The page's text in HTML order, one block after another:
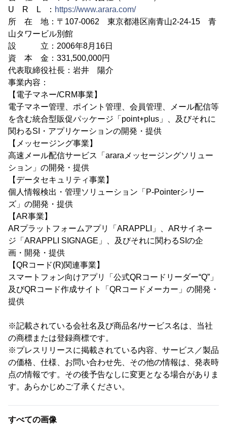
U R L ： https://www.arara.com/
所 在 地：〒107-0062 東京都港区南青山2-24-15 青
山タワービル別館
設 立：2006年8月16日
資 本 金：331,500,000円
代表取締役社長：岩井 陽介
事業内容：
【電子マネー/CRM事業】
電子マネー管理、ポイント管理、会員管理、メール配信等
を含む統合型販促パッケージ「point+plus」、及びそれに
関わるSI・アプリケーションの開発・提供
【メッセージング事業】
高速メール配信サービス「araraメッセージングソリュー
ション」の開発・提供
【データセキュリティ事業】
個人情報検出・管理ソリューション「P-Pointerシリー
ズ」の開発・提供
【AR事業】
ARプラットフォームアプリ「ARAPPLI」、ARサイネー
ジ「ARAPPLI SIGNAGE」、及びそれに関わるSIの企
画・開発・提供
【QRコード(R)関連事業】
スマートフォン向けアプリ「公式QRコードリーダー“Q”」
及びQRコード作成サイト「QRコードメーカー」の開発・
提供
※記載されている会社名及び商品名/サービス名は、当社
の商標または登録商標です。
※プレスリリースに掲載されている内容、サービス／製品
の価格、仕様、お問い合わせ先、その他の情報は、発表時
点の情報です。その後予告なしに変更となる場合がありま
す。あらかじめご了承ください。
すべての画像